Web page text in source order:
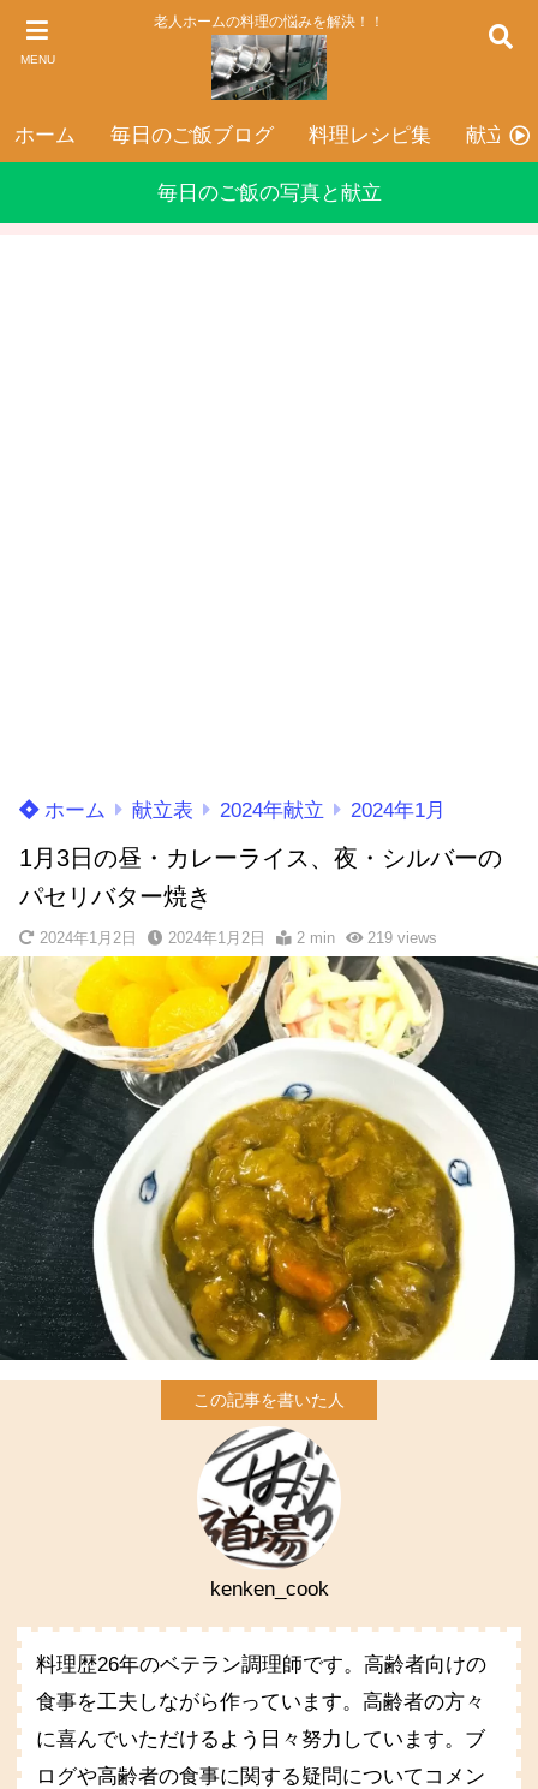
MENU
老人ホームの料理の悩みを解決！！
ホーム 毎日のご飯ブログ 料理レシピ集 献立表
毎日のご飯の写真と献立
ホーム 献立表 2024年献立 2024年1月
1月3日の昼・カレーライス、夜・シルバーの
パセリバター焼き
2024年1月2日 2024年1月2日 2 min 219views
kenken_cook
料理歴26年のベテラン調理師です。高齢者向けの
食事を工夫しながら作っています。高齢者の方々
に喜んでいただけるよう日々努力しています。ブ
ログや高齢者の食事に関する疑問についてコメン